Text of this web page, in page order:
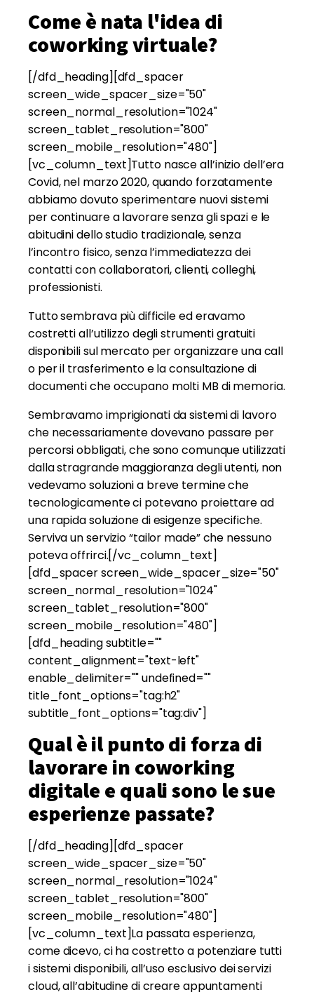
Come è nata l'idea di
coworking virtuale?
[/dfd_heading][dfd_spacer
screen_wide_spacer_size="50"
screen_normal_resolution="1024"
screen_tablet_resolution="800"
screen_mobile_resolution="480"]
[vc_column_text]Tutto nasce all’inizio dell’era
Covid, nel marzo 2020, quando forzatamente
abbiamo dovuto sperimentare nuovi sistemi
per continuare a lavorare senza gli spazi e le
abitudini dello studio tradizionale, senza
l’incontro fisico, senza l’immediatezza dei
contatti con collaboratori, clienti, colleghi,
professionisti.
Tutto sembrava più difficile ed eravamo
costretti all’utilizzo degli strumenti gratuiti
disponibili sul mercato per organizzare una call
o per il trasferimento e la consultazione di
documenti che occupano molti MB di memoria.
Sembravamo imprigionati da sistemi di lavoro
che necessariamente dovevano passare per
percorsi obbligati, che sono comunque utilizzati
dalla stragrande maggioranza degli utenti, non
vedevamo soluzioni a breve termine che
tecnologicamente ci potevano proiettare ad
una rapida soluzione di esigenze specifiche.
Serviva un servizio “tailor made” che nessuno
poteva offrirci.[/vc_column_text]
[dfd_spacer screen_wide_spacer_size="50"
screen_normal_resolution="1024"
screen_tablet_resolution="800"
screen_mobile_resolution="480"]
[dfd_heading subtitle=""
content_alignment="text-left"
enable_delimiter="" undefined=""
title_font_options="tag:h2"
subtitle_font_options="tag:div"]
Qual è il punto di forza di
lavorare in coworking
digitale e quali sono le sue
esperienze passate?
[/dfd_heading][dfd_spacer
screen_wide_spacer_size="50"
screen_normal_resolution="1024"
screen_tablet_resolution="800"
screen_mobile_resolution="480"]
[vc_column_text]La passata esperienza,
come dicevo, ci ha costretto a potenziare tutti
i sistemi disponibili, all’uso esclusivo dei servizi
cloud, all’abitudine di creare appuntamenti